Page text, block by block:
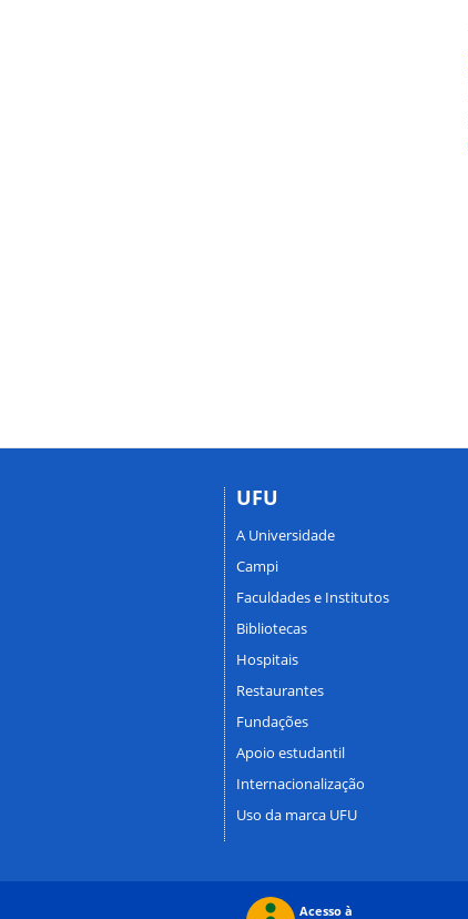
UFU
A Universidade
Campi
Faculdades e Institutos
Bibliotecas
Hospitais
Restaurantes
Fundações
Apoio estudantil
Internacionalização
Uso da marca UFU